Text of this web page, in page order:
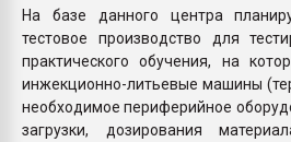
На базе данного центра
тестовое производство для
практического обучения, на
инжекционно-литьевые машины
необходимое периферийное
загрузки, дозирования